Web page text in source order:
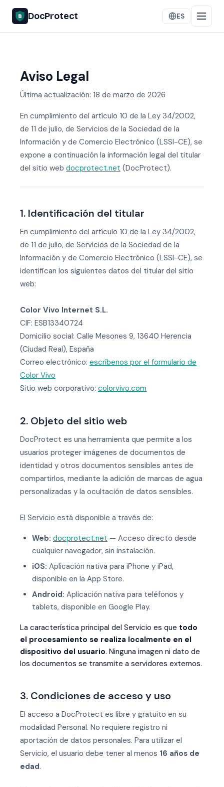
DocProtect ES
Aviso Legal
Última actualización: 18 de marzo de 2026
En cumplimiento del artículo 10 de la Ley 34/2002,
de 11 de julio, de Servicios de la Sociedad de la
Información y de Comercio Electrónico (LSSI-CE), se
expone a continuación la información legal del titular
del sitio web docprotect.net (DocProtect).
1. Identificación del titular
En cumplimiento del artículo 10 de la Ley 34/2002,
de 11 de julio, de Servicios de la Sociedad de la
Información y de Comercio Electrónico (LSSI-CE), se
identifican los siguientes datos del titular del sitio
web:
Color Vivo Internet S.L.
CIF: ESB13340724
Domicilio social: Calle Mesones 9, 13640 Herencia
(Ciudad Real), España
Correo electrónico: escríbenos por el formulario de
Color Vivo
Sitio web corporativo: colorvivo.com
2. Objeto del sitio web
DocProtect es una herramienta que permite a los
usuarios proteger imágenes de documentos de
identidad y otros documentos sensibles antes de
compartirlos, mediante la adición de marcas de agua
personalizadas y la ocultación de datos sensibles.
El Servicio está disponible a través de:
Web: docprotect.net — Acceso directo desde
cualquier navegador, sin instalación.
iOS: Aplicación nativa para iPhone y iPad,
disponible en la App Store.
Android: Aplicación nativa para teléfonos y
tablets, disponible en Google Play.
La característica principal del Servicio es que todo
el procesamiento se realiza localmente en el
dispositivo del usuario. Ninguna imagen ni dato de
los documentos se transmite a servidores externos.
3. Condiciones de acceso y uso
El acceso a DocProtect es libre y gratuito en su
modalidad Personal. No requiere registro ni
aportación de datos personales. Para utilizar el
Servicio, el usuario debe tener al menos 16 años de
edad.